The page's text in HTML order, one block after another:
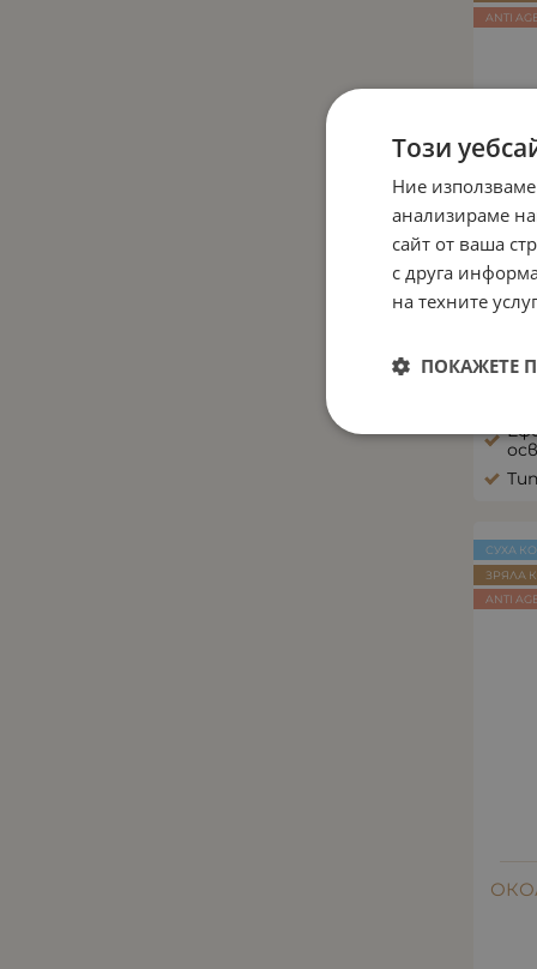
ANTI AGE
СУХА
ЗРЯЛА
ANTI
Този
Ние
анализираме
сайт от ваша
с друга
на техните
ПОКАЖЕТЕ